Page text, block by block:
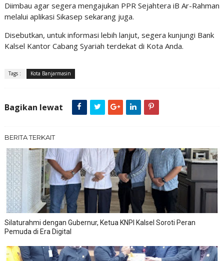
Diimbau agar segera mengajukan PPR Sejahtera iB Ar-Rahman
melalui aplikasi Sikasep sekarang juga.
Disebutkan, untuk informasi lebih lanjut, segera kunjungi Bank
Kalsel Kantor Cabang Syariah terdekat di Kota Anda.
Tags : Kota Banjarmasin
Bagikan lewat
BERITA TERKAIT
Silaturahmi dengan Gubernur, Ketua KNPI Kalsel Soroti Peran
Pemuda di Era Digital